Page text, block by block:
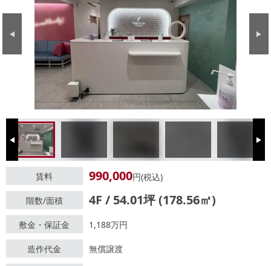
Previous Next
Previous Next
賃料 990,000円(税込)
階数/面積 4F / 54.01坪 (178.56㎡)
敷金・保証金 1,188万円
造作代金 無償譲渡